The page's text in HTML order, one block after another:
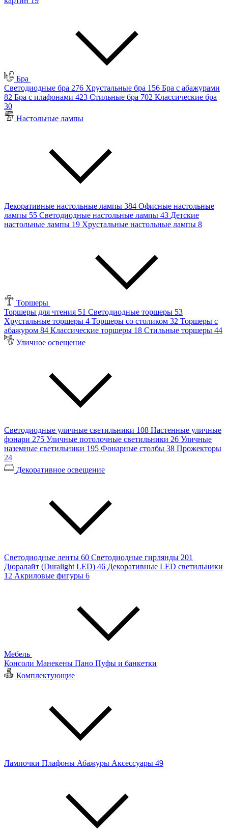
Бра
Светодиодные бра 276 Хрустальные бра 156 Бра с абажурами
82 Бра с плафонами 423 Стильные бра 702 Классические бра
30
Настольные лампы
Декоративные настольные лампы 384 Офисные настольные
лампы 55 Светодиодные настольные лампы 43 Детские
настольные лампы 19 Хрустальные настольные лампы 8
Торшеры
Торшеры для чтения 51 Светодиодные торшеры 53
Хрустальные торшеры 4 Торшеры со столиком 32 Торшеры с
абажуром 84 Классические торшеры 18 Стильные торшеры 44
Уличное освещение
Светодиодные уличные светильники 108 Настенные уличные
фонари 275 Уличные потолочные светильники 26 Уличные
наземные светильники 195 Фонарные столбы 38 Прожекторы
24
Декоративное освещение
Светодиодные ленты 60 Светодиодные гирлянды 201
Дюралайт (Duralight LED) 46 Декоративные LED светильники
12 Акриловые фигуры 6
Мебель
Консоли Манекены Пано Пуфы и банкетки
Комплектующие
Лампочки Плафоны Абажуры Аксессуары 49